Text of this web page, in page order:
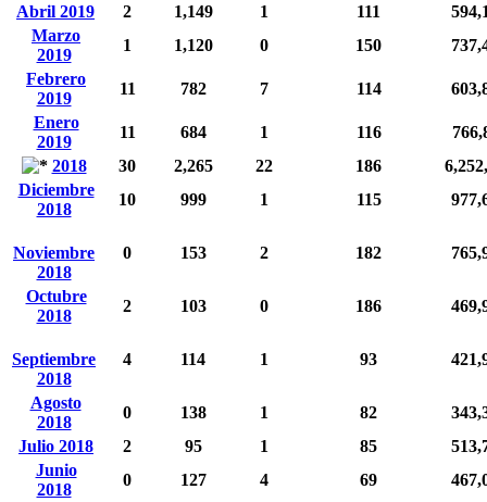
Abril 2019
2 1,149 1 111
Marzo
2019
1 1,120 0 150
Febrero
2019
11 782 7 114
Enero
2019
11 684 1 116
2018
30 2,265 22 186
Diciembre
2018
10 999 1 115
Noviembre
2018
0 153 2 182
Octubre
2018
2 103 0 186
Septiembre
2018
4 114 1 93
Agosto
2018
0 138 1 82
Julio 2018
2 95 1 85
Junio
2018
0 127 4 69